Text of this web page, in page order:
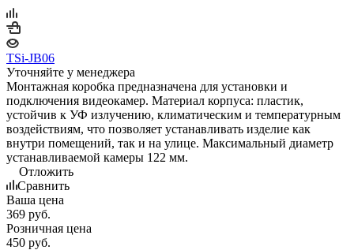
TSi-JB06
Уточняйте у менеджера
Монтажная коробка предназначена для установки и
подключения видеокамер. Материал корпуса: пластик,
устойчив к УФ излучению, климатическим и температурным
воздействиям, что позволяет устанавливать изделие как
внутри помещений, так и на улице. Максимальный диаметр
устанавливаемой камеры 122 мм.
Отложить
Сравнить
Ваша цена
369 руб.
Розничная цена
450 руб.